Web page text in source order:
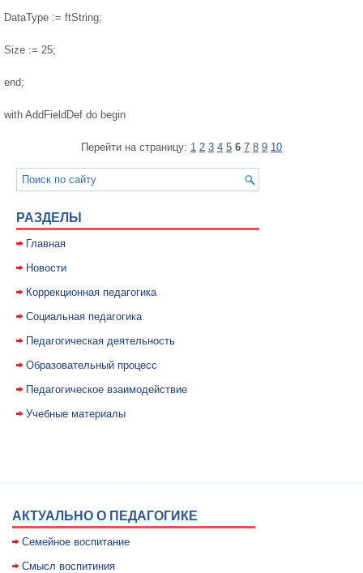
DataType := ftString;
Size := 25;
end;
with AddFieldDef do begin
Перейти на страницу: 1 2 3 4 5 6 7 8 9 10
РАЗДЕЛЫ
Главная
Новости
Коррекционная педагогика
Социальная педагогика
Педагогическая деятельность
Образовательный процесс
Педагогическое взаимодействие
Учебные материалы
АКТУАЛЬНО О ПЕДАГОГИКЕ
Семейное воспитание
Смысл воспитиния